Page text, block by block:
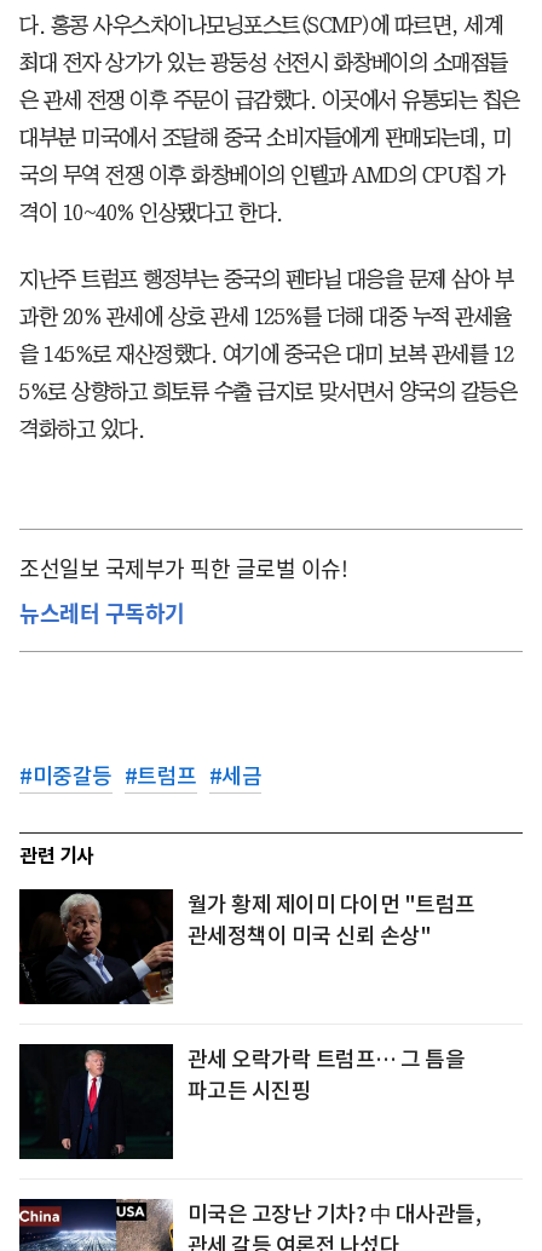
다. 홍콩 사우스차이나모닝포스트(SCMP)에 따르면, 세계
최대 전자 상가가 있는 광둥성 선전시 화창베이의 소매점들
은 관세 전쟁 이후 주문이 급감했다. 이곳에서 유통되는 칩은
대부분 미국에서 조달해 중국 소비자들에게 판매되는데, 미
국의 무역 전쟁 이후 화창베이의 인텔과 AMD의 CPU칩 가
격이 10~40% 인상됐다고 한다.
지난주 트럼프 행정부는 중국의 펜타닐 대응을 문제 삼아 부
과한 20% 관세에 상호 관세 125%를 더해 대중 누적 관세율
을 145%로 재산정했다. 여기에 중국은 대미 보복 관세를 12
5%로 상향하고 희토류 수출 금지로 맞서면서 양국의 갈등은
격화하고 있다.
조선일보 국제부가 픽한 글로벌 이슈!
뉴스레터 구독하기
#미중갈등 #트럼프 #세금
관련 기사
월가 황제 제이미 다이먼 "트럼프
관세정책이 미국 신뢰 손상"
관세 오락가락 트럼프… 그 틈을
파고든 시진핑
미국은 고장난 기차? 中 대사관들,
관세 갈등 여론전 나섰다